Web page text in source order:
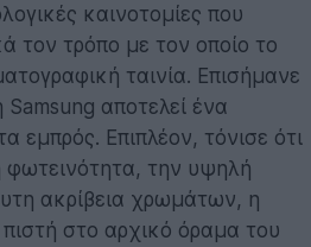
καινοτομίες που
τον τρόπο με τον οποίο το
ταινία. Επισήμανε
αποτελεί ένα
εμπρός. Επιπλέον, τόνισε ότι
φωτεινότητα, την υψηλή
ακρίβεια χρωμάτων, η
στο αρχικό όραμα του